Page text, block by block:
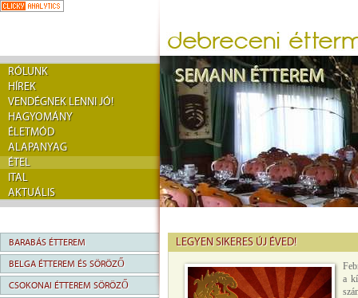
RÓLUNK
HÍREK
VENDÉGNEK LENNI JÓ!
HAGYOMÁNY
ÉLETMÓD
ALAPANYAG
ÉTEL
ITAL
AKTUÁLIS
BARABÁS ÉTTEREM
BELGA ÉTTEREM ÉS SÖRÖZŐ
CSOKONAI ÉTTEREM SÖRÖZŐ
LEGYEN SIKERES ÚJ ÉVED!
a